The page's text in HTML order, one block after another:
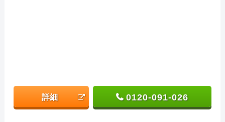
詳細 0120-091-026